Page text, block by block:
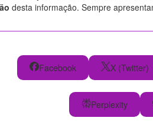
desta informação. Sempre
Facebook
X (Twitter)
Perplexity